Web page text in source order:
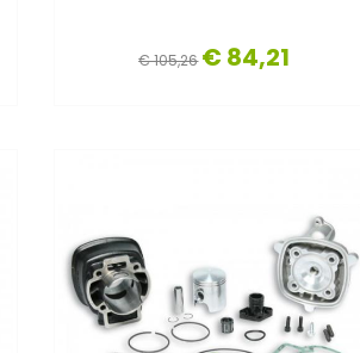
€ 105,26 € 84,21